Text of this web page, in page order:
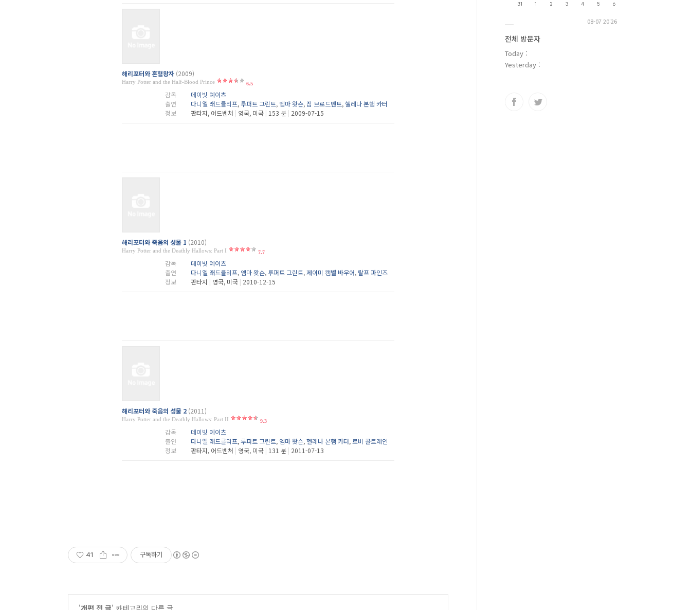
해리포터와 혼혈왕자 (2009)
Harry Potter and the Half-Blood Prince 6.5
감독
데이빗 예이츠
출연
다니엘 래드클리프,루퍼트 그린트, 엠마 왓슨, 짐 브로드벤트,헬레나 본햄 카터
정보
판타지, 어드벤처 | 영국, 미국 | 153 분 | 2009-07-15
해리포터와 죽음의 성물 1 (2010)
Harry Potter and the Deathly Hallows: Part I 7.7
감독
데이빗 예이츠
출연
다니엘 래드클리프, 엠마 왓슨,루퍼트 그린트,제이미 캠벨 바우어, 랄프 파인즈
정보
판타지 | 영국, 미국 | 2010-12-15
해리포터와 죽음의 성물 2 (2011)
Harry Potter and the Deathly Hallows: Part II 9.3
감독
데이빗 예이츠
출연
다니엘 래드클리프,루퍼트 그린트, 엠마 왓슨,헬레나 본햄 카터,로비 콜트레인
정보
판타지, 어드벤처 | 영국, 미국 | 131 분 | 2011-07-13
41 구독하기
'개편 전 글' 카테고리의 다른 글
08-07 20:26
전체 방문자
Today :
Yesterday :